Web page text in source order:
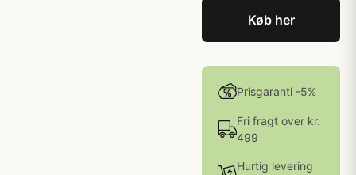
Køb her
Prisgaranti -5%
Fri fragt over kr.
499
Hurtig levering